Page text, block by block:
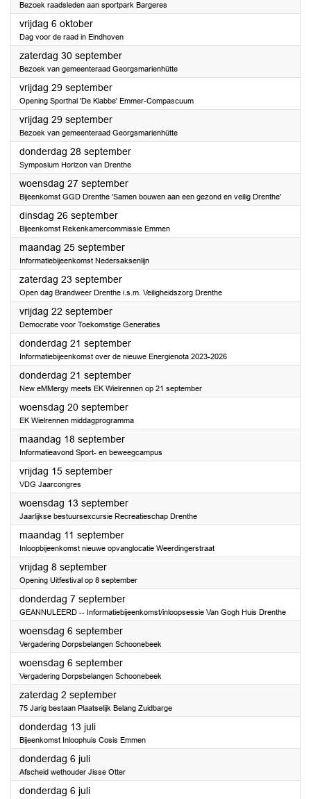
Bezoek raadsleden aan sportpark Bargeres
vrijdag 6 oktober2023
Dag voor de raad in Eindhoven
zaterdag 30 september2023
Bezoek van gemeenteraad Georgsmarienhütte
vrijdag 29 september2023
Opening Sporthal 'De Klabbe' Emmer-Compascuum
vrijdag 29 september2023
Bezoek van gemeenteraad Georgsmarienhütte
donderdag 28 september2023
Symposium Horizon van Drenthe
woensdag 27 september2023
Bijeenkomst GGD Drenthe 'Samen bouwen aan een gezond en veilig Drenthe'
dinsdag 26 september2023
Bijeenkomst Rekenkamercommissie Emmen
maandag 25 september2023
Informatiebijeenkomst Nedersaksenlijn
zaterdag 23 september2023
Open dag Brandweer Drenthe i.s.m. Veiligheidszorg Drenthe
vrijdag 22 september2023
Democratie voor Toekomstige Generaties
donderdag 21 september2023
Informatiebijeenkomst over de nieuwe Energienota 2023-2026
donderdag 21 september2023
New eMMergy meets EK Wielrennen op 21 september
woensdag 20 september2023
EK Wielrennen middagprogramma
maandag 18 september2023
Informatieavond Sport- en beweegcampus
vrijdag 15 september2023
VDG Jaarcongres
woensdag 13 september2023
Jaarlijkse bestuursexcursie Recreatieschap Drenthe
maandag 11 september2023
Inloopbijeenkomst nieuwe opvanglocatie Weerdingerstraat
vrijdag 8 september2023
Opening Uitfestival op 8 september
donderdag 7 september2023
GEANNULEERD -- Informatiebijeenkomst/inloopsessie Van Gogh Huis Drenthe
woensdag 6 september2023
Vergadering Dorpsbelangen Schoonebeek
woensdag 6 september2023
Vergadering Dorpsbelangen Schoonebeek
zaterdag 2 september2023
75 Jarig bestaan Plaatselijk Belang Zuidbarge
donderdag 13 juli2023
Bijeenkomst Inloophuis Cosis Emmen
donderdag 6 juli2023
Afscheid wethouder Jisse Otter
donderdag 6 juli2023